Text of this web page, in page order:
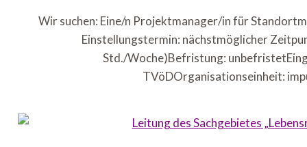
Wir suchen: Eine/n Projektmanager/in für
Einstellungstermin: nächstmöglicher
Std./Woche)Befristung:
TVöDOrganisationseinheit: